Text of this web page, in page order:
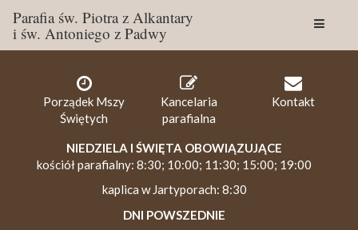
Parafia św. Piotra z Alkantary
i św. Antoniego z Padwy
Porządek Mszy
Świętych
Kancelaria
parafialna
Kontakt
NIEDZIELA I ŚWIĘTA OBOWIĄZUJĄCE
kościół parafialny: 8:30; 10:00; 11:30; 15:00; 19:00
kaplica w Jartyporach: 8:30
DNI POWSZEDNIE